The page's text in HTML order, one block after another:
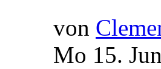
von
Mo 15.